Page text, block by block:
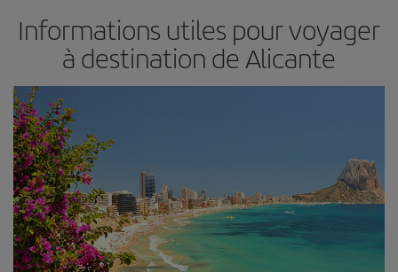
Informations utiles pour voyager
à destination de Alicante